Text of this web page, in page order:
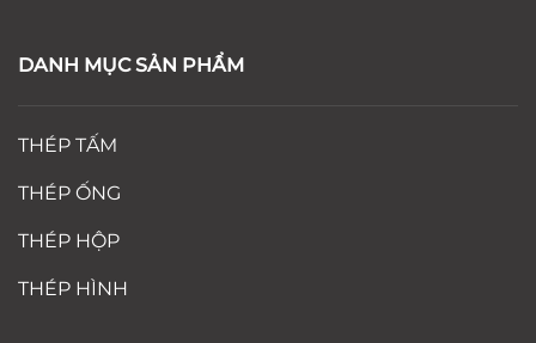
DANH MỤC SẢN PHẨM
THÉP TẤM
THÉP ỐNG
THÉP HỘP
THÉP HÌNH